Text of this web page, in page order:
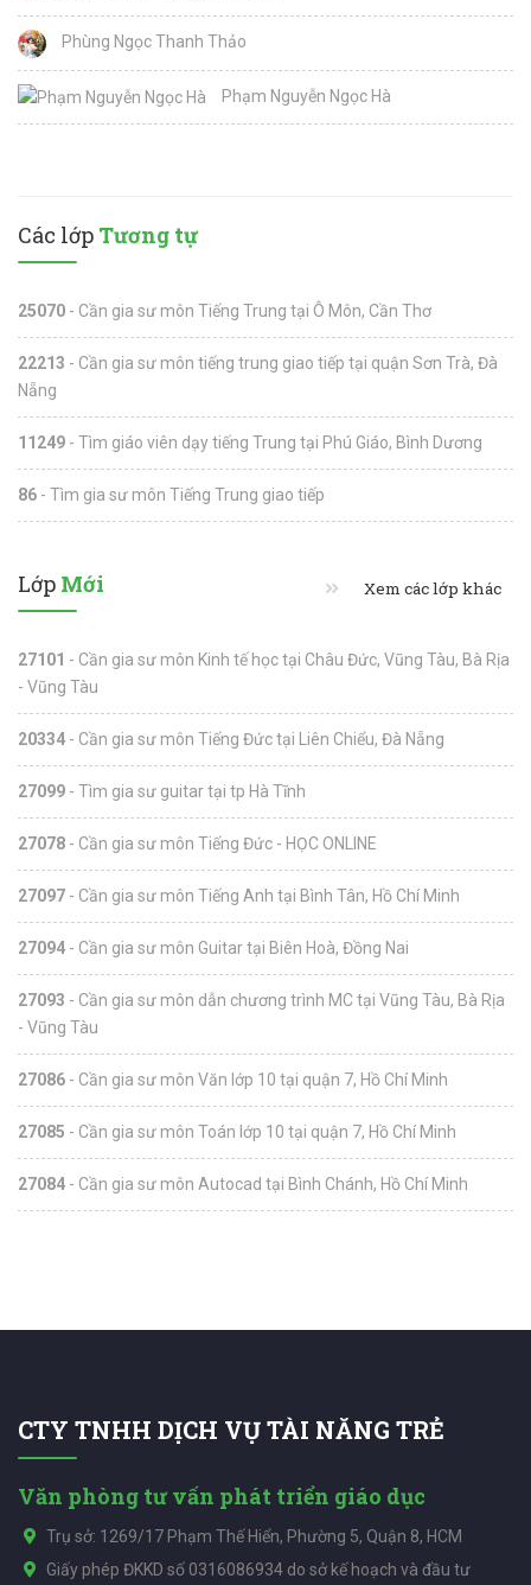
Phùng Ngọc Thanh Thảo
Phạm Nguyễn Ngọc Hà
Các lớp Tương tự
25070 - Cần gia sư môn Tiếng Trung tại Ô Môn, Cần Thơ
22213 - Cần gia sư môn tiếng trung giao tiếp tại quận Sơn Trà, Đà
Nẵng
11249 - Tìm giáo viên dạy tiếng Trung tại Phú Giáo, Bình Dương
86 - Tìm gia sư môn Tiếng Trung giao tiếp
Lớp Mới Xem các lớp khác
27101 - Cần gia sư môn Kinh tế học tại Châu Đức, Vũng Tàu, Bà Rịa
- Vũng Tàu
20334 - Cần gia sư môn Tiếng Đức tại Liên Chiểu, Đà Nẵng
27099 - Tìm gia sư guitar tại tp Hà Tĩnh
27078 - Cần gia sư môn Tiếng Đức - HỌC ONLINE
27097 - Cần gia sư môn Tiếng Anh tại Bình Tân, Hồ Chí Minh
27094 - Cần gia sư môn Guitar tại Biên Hoà, Đồng Nai
27093 - Cần gia sư môn dẫn chương trình MC tại Vũng Tàu, Bà Rịa
- Vũng Tàu
27086 - Cần gia sư môn Văn lớp 10 tại quận 7, Hồ Chí Minh
27085 - Cần gia sư môn Toán lớp 10 tại quận 7, Hồ Chí Minh
27084 - Cần gia sư môn Autocad tại Bình Chánh, Hồ Chí Minh
CTY TNHH DỊCH VỤ TÀI NĂNG TRẺ
Văn phòng tư vấn phát triển giáo dục
Trụ sở: 1269/17 Phạm Thế Hiển, Phường 5, Quận 8, HCM
Giấy phép ĐKKD số 0316086934 do sở kế hoạch và đầu tư